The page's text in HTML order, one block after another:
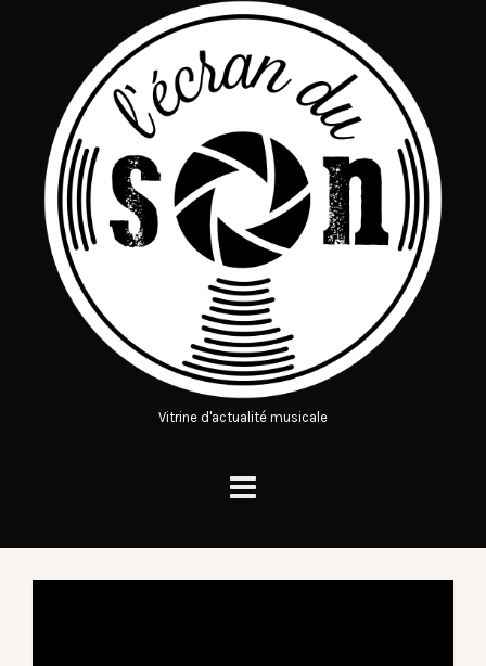
Vitrine d'actualité musicale